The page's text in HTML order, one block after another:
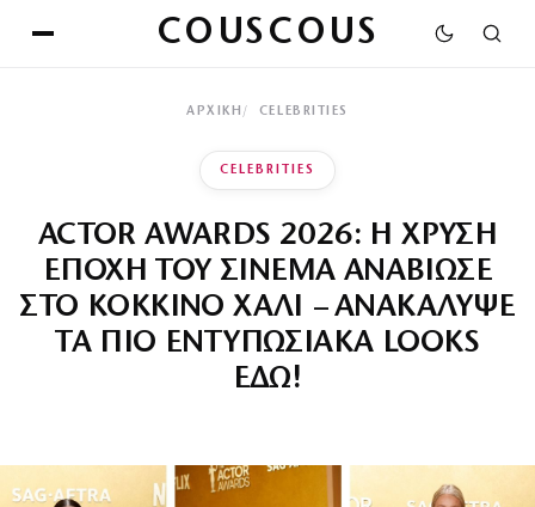
COUSCOUS
ΑΡΧΙΚΉ CELEBRITIES
CELEBRITIES
ACTOR AWARDS 2026: Η ΧΡΥΣΗ
ΕΠΟΧΗ ΤΟΥ ΣΙΝΕΜΑ ΑΝΑΒΙΩΣΕ
ΣΤΟ ΚΟΚΚΙΝΟ ΧΑΛΙ – ΑΝΑΚΑΛΥΨΕ
ΤΑ ΠΙΟ ΕΝΤΥΠΩΣΙΑΚΑ LOOKS
ΕΔΩ!